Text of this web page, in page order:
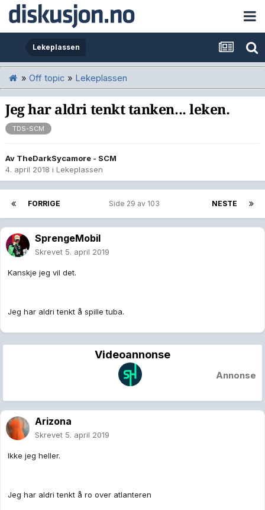
Lekeplassen
» Off topic » Lekeplassen
Jeg har aldri tenkt tanken... leken.
TDS-SCM
Av TheDarkSycamore - SCM
4. april 2018 i Lekeplassen
FORRIGE NESTE
Side 29 av 103
SprengeMobil
Skrevet 5. april 2019
Kanskje jeg vil det.
Jeg har aldri tenkt å spille tuba.
Videoannonse
Annonse
Arizona
Skrevet 5. april 2019
Ikke jeg heller.
Jeg har aldri tenkt å ro over atlanteren